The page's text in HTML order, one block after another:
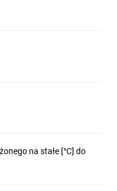
na stałe [°C] do